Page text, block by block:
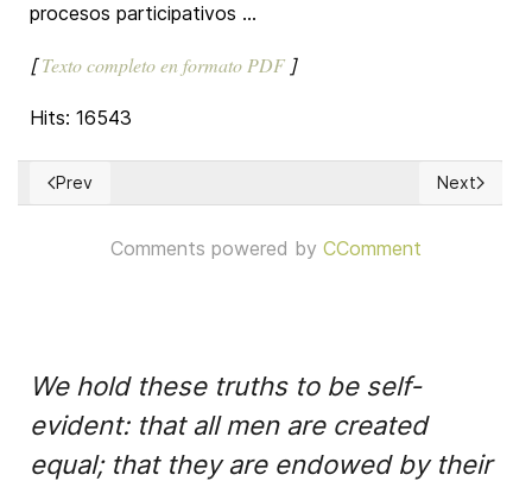
procesos participativos ...
[Texto completo en formato PDF ]
Hits: 16543
Previous article: Documento aprobado por la Mesa sobre
Prev Next
Next
Comments powered by CComment
We hold these truths to be self-
evident: that all men are created
equal; that they are endowed by their